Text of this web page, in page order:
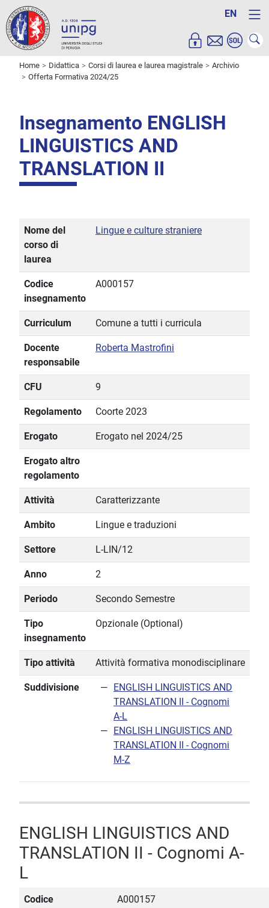
EN
Home Didattica Corsi di laurea e laurea magistrale
Archivio
Offerta Formativa 2024/25
Insegnamento ENGLISH
LINGUISTICS AND
TRANSLATION II
Nome del
corso di
laurea
Lingue e culture straniere
Codice
insegnamento
A000157
Curriculum Comune a tutti i curricula
Docente
responsabile
Roberta Mastrofini
CFU 9
Regolamento Coorte 2023
Erogato Erogato nel 2024/25
Erogato altro
regolamento
Attività Caratterizzante
Ambito Lingue e traduzioni
Settore L-LIN/12
Anno 2
Periodo Secondo Semestre
Tipo
insegnamento
Opzionale (Optional)
Tipo attività Attività formativa monodisciplinare
Suddivisione
ENGLISH LINGUISTICS AND
TRANSLATION II - Cognomi
A-L
ENGLISH LINGUISTICS AND
TRANSLATION II - Cognomi
M-Z
ENGLISH LINGUISTICS AND
TRANSLATION II - Cognomi A-
L
Codice A000157